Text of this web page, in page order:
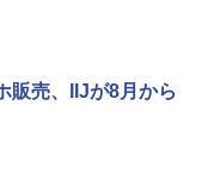
販売、IIJが8月から